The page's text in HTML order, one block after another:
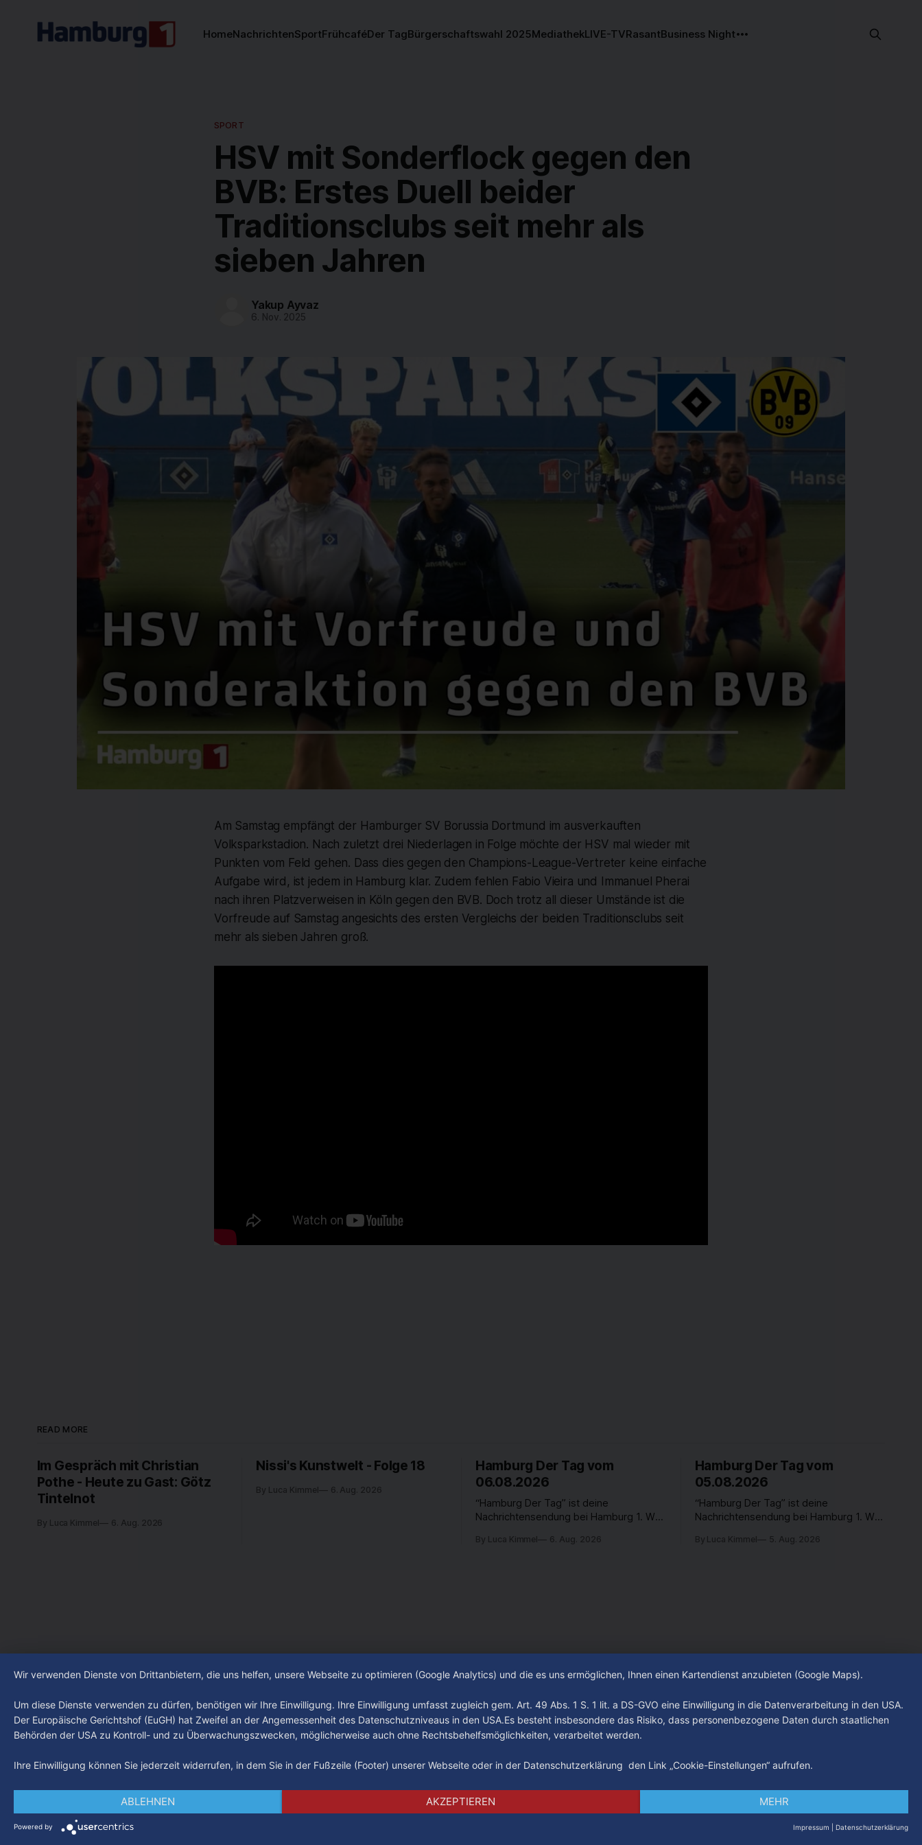
HomeNachrichtenSportFrühcaféDer TagBürgerschaftswahl 2025MediathekLIVE-TVRasantBusiness Night
SPORT
HSV mit Sonderflock gegen den
BVB: Erstes Duell beider
Traditionsclubs seit mehr als
sieben Jahren
Yakup Ayvaz
6. Nov. 2025
Am Samstag empfängt der Hamburger SV Borussia Dortmund im ausverkauften
Volksparkstadion. Nach zuletzt drei Niederlagen in Folge möchte der HSV mal wieder mit
Punkten vom Feld gehen. Dass dies gegen den Champions-League-Vertreter keine einfache
Aufgabe wird, ist jedem in Hamburg klar. Zudem fehlen Fabio Vieira und Immanuel Pherai
nach ihren Platzverweisen in Köln gegen den BVB. Doch trotz all dieser Umstände ist die
Vorfreude auf Samstag angesichts des ersten Vergleichs der beiden Traditionsclubs seit
mehr als sieben Jahren groß.
READ MORE
Im Gespräch mit Christian
Pothe - Heute zu Gast: Götz
Tintelnot
By Luca Kimmel 6. Aug. 2026
Nissi's Kunstwelt - Folge 18
By Luca Kimmel 6. Aug. 2026
Hamburg Der Tag vom
06.08.2026
“Hamburg Der Tag” ist deine
Nachrichtensendung bei Hamburg 1. Was
beschäftigt die Hamburgerinnen und
By Luca Kimmel 6. Aug. 2026
Hamburg Der Tag vom
05.08.2026
“Hamburg Der Tag” ist deine
Nachrichtensendung bei Hamburg 1. Was
beschäftigt die Hamburgerinnen und
By Luca Kimmel 5. Aug. 2026
ImpressumDatenschutzAGB
Wir verwenden Dienste von Drittanbietern, die uns helfen, unsere Webseite zu optimieren (Google Analytics) und die es uns ermöglichen, Ihnen einen Kartendienst anzubieten (Google Maps).
Um diese Dienste verwenden zu dürfen, benötigen wir Ihre Einwilligung. Ihre Einwilligung umfasst zugleich gem. Art. 49 Abs. 1 S. 1 lit. a DS-GVO eine Einwilligung in die Datenverarbeitung in den USA.
Der Europäische Gerichtshof (EuGH) hat Zweifel an der Angemessenheit des Datenschutzniveaus in den USA.Es besteht insbesondere das Risiko, dass personenbezogene Daten durch staatlichen
Behörden der USA zu Kontroll- und zu Überwachungszwecken, möglicherweise auch ohne Rechtsbehelfsmöglichkeiten, verarbeitet werden.
Ihre Einwilligung können Sie jederzeit widerrufen, in dem Sie in der Fußzeile (Footer) unserer Webseite oder in der Datenschutzerklärung den Link „Cookie-Einstellungen“ aufrufen.
ABLEHNEN AKZEPTIEREN MEHR
Powered by Impressum Datenschutzerklärung